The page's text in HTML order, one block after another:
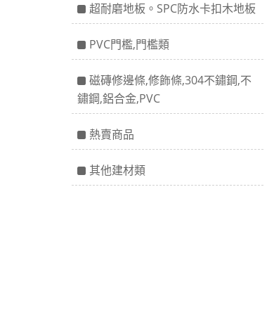
超耐磨地板。SPC防水卡扣木地板
PVC門檻,門檻類
磁磚修邊條,修飾條,304不鏽鋼,不
鏽鋼,鋁合金,PVC
熱賣商品
其他建材類